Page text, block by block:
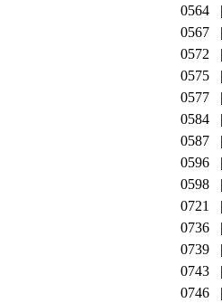
0564
0567
0572
0575
0577
0584
0587
0596
0598
0721
0736
0739
0743
0746